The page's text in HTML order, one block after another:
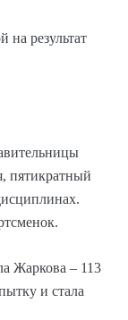
результат
пятикратный
Жаркова – 113
и стала